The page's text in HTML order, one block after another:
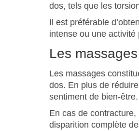
dos, tels que les
Il est préférable
intense ou une activité
Les
Les massages
dos. En plus de
sentiment de bien-être.
En cas de
disparition complète